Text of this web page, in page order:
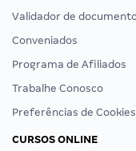
Validador de
Conveniados
Programa de Afiliados
Trabalhe Conosco
Preferências de Cookies
CURSOS ONLINE